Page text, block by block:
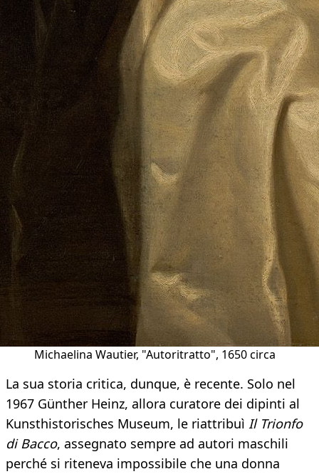
Michaelina Wautier, "Autoritratto", 1650 circa
La sua storia critica, dunque, è recente. Solo nel
1967 Günther Heinz, allora curatore dei dipinti al
Kunsthistorisches Museum, le riattribuì Il Trionfo
di Bacco, assegnato sempre ad autori maschili
perché si riteneva impossibile che una donna